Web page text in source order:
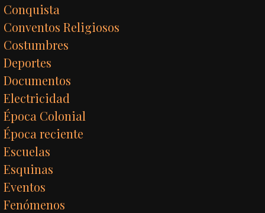
Conquista
Conventos Religiosos
Costumbres
Deportes
Documentos
Electricidad
Época Colonial
Época reciente
Escuelas
Esquinas
Eventos
Fenómenos